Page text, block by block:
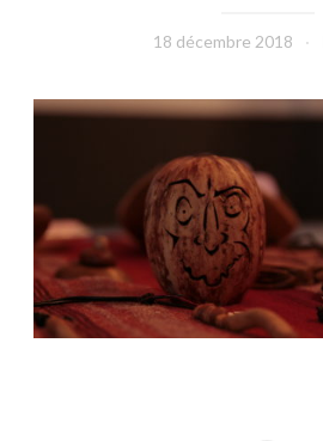
18 décembre 2018